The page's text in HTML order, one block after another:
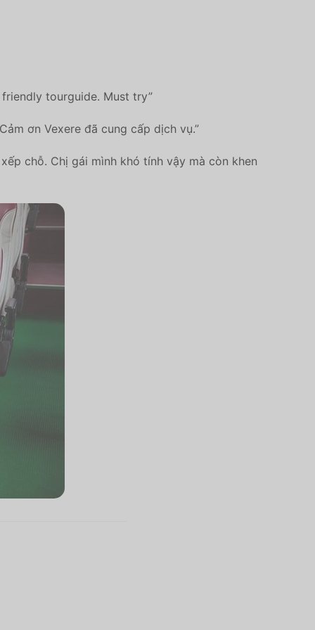
tourguide. Must try”
ơn Vexere đã cung cấp dịch vụ.”
chỗ. Chị gái mình khó tính vậy mà còn khen